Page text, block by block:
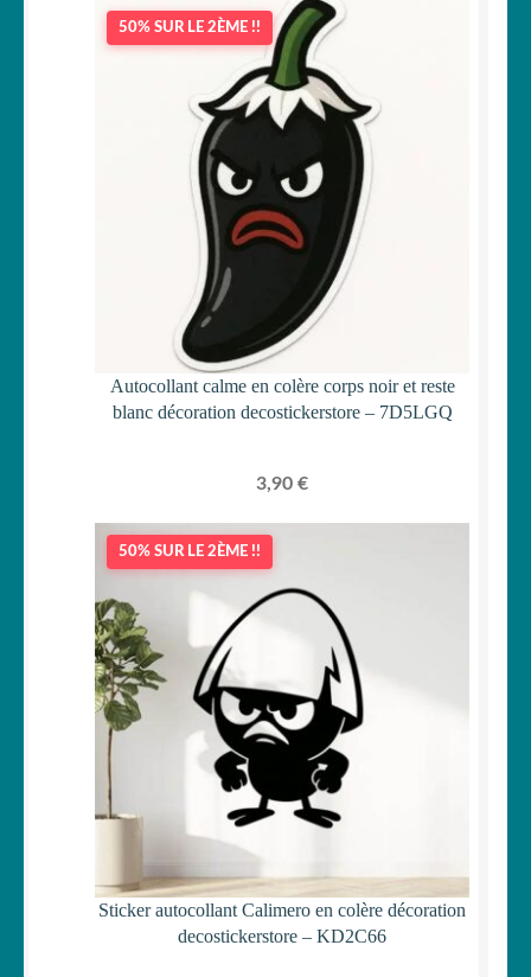
50% SUR LE 2ÈME !!
Autocollant calme en colère corps noir et reste
blanc décoration decostickerstore – 7D5LGQ
3,90 €
50% SUR LE 2ÈME !!
Sticker autocollant Calimero en colère décoration
decostickerstore – KD2C66